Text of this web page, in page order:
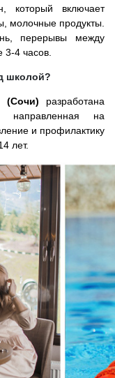
который включает
молочные продукты.
перерывы между
4 часов.
школой?
(Cочи) разработана
направленная на
и профилактику
лет.